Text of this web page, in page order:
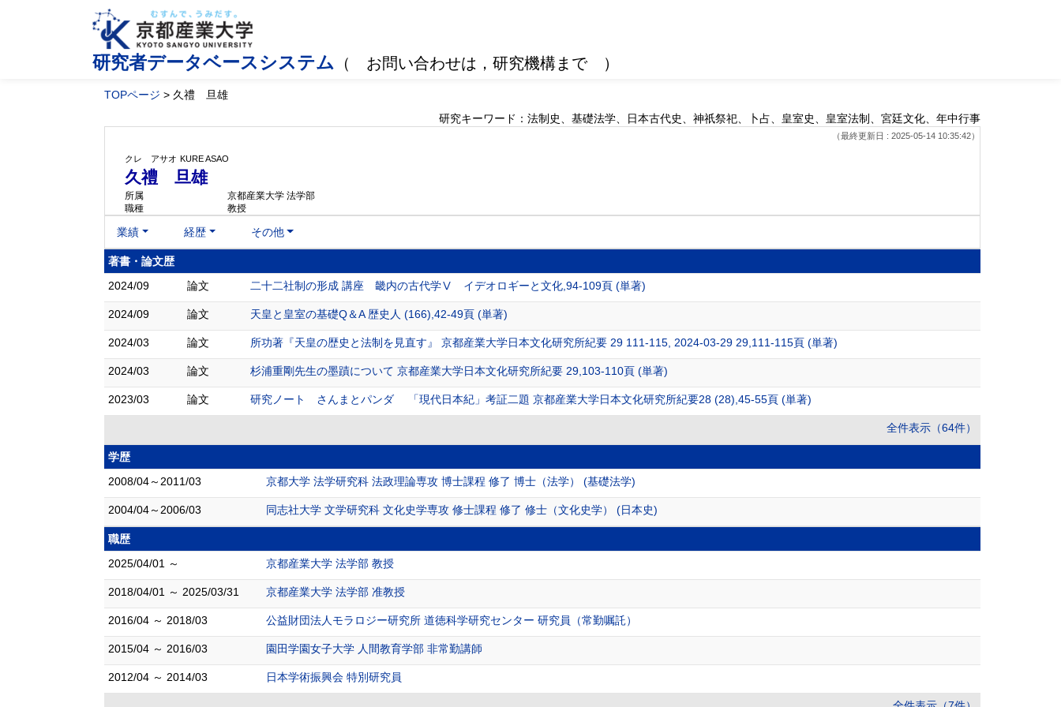
研究者データベースシステム （ お問い合わせは，研究機構まで ）
TOPページ > 久禮 旦雄
研究キーワード：法制史、基礎法学、日本古代史、神祇祭祀、卜占、皇室史、皇室法制、宮廷文化、年中行事
（最終更新日 : 2025-05-14 10:35:42）
クレ アサオ KURE ASAO
久禮 旦雄
所属
京都産業大学 法学部
職種
教授
業績 経歴 その他
著書・論文歴
2024/09
論文 二十二社制の形成 講座 畿内の古代学Ⅴ イデオロギーと文化,94-109頁 (単著)
2024/09 論文 天皇と皇室の基礎Q＆A 歴史人 (166),42-49頁 (単著)
2024/03 論文 所功著『天皇の歴史と法制を見直す』 京都産業大学日本文化研究所紀要 29 111-115, 2024-03-29 29,111-115頁 (単著)
2024/03 論文 杉浦重剛先生の墨蹟について 京都産業大学日本文化研究所紀要 29,103-110頁 (単著)
2023/03 論文 研究ノート さんまとパンダ 「現代日本紀」考証二題 京都産業大学日本文化研究所紀要28 (28),45-55頁 (単著)
全件表示（64件）
学歴
2008/04～2011/03
京都大学 法学研究科 法政理論専攻 博士課程 修了 博士（法学） (基礎法学)
2004/04～2006/03 同志社大学 文学研究科 文化史学専攻 修士課程 修了 修士（文化史学） (日本史)
職歴
2025/04/01 ～
京都産業大学 法学部 教授
2018/04/01 ～ 2025/03/31 京都産業大学 法学部 准教授
2016/04 ～ 2018/03 公益財団法人モラロジー研究所 道徳科学研究センター 研究員（常勤嘱託）
2015/04 ～ 2016/03 園田学園女子大学 人間教育学部 非常勤講師
2012/04 ～ 2014/03 日本学術振興会 特別研究員